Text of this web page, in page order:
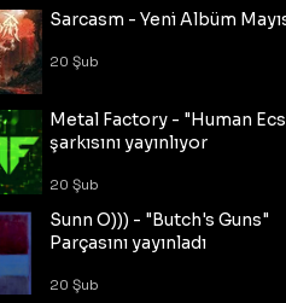
Sarcasm - Yeni Albüm
20 Şub
Metal Factory - "Human
şarkısını yayınlıyor
20 Şub
Sunn O))) - "Butch's Guns"
Parçasını yayınladı
20 Şub